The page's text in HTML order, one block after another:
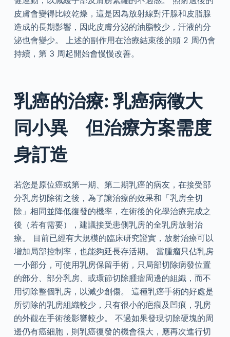
皮膚會變得比較乾燥，這是因為放射線對汗腺和皮脂腺
造成的長期影響，因此皮膚分泌的油脂較少，汗液的分
泌也會變少。 上述的副作用在治療結束後的頭 2 周仍會
持續，第 3 周起開始會慢慢改善。
乳癌的治療: 乳癌病徵大
同小異 但治療方案需度
身訂造
若您是原位癌或第一期、第二期乳癌的病友，在接受部
分乳房切除術之後，為了讓治療的效果和「乳房全切
除」相同並降低復發的機率，在術後的化學治療完成之
後（若有需要），建議接受患側乳房的全乳房放射治
療。 目前已經有大規模的臨床研究證實，放射治療可以
增加局部控制率，也能夠延長存活期。 當腫瘤只佔乳房
一小部分，可使用乳房保留手術，只局部切除病發位置
的部分、部分乳房、或環節切除腫瘤周邊的組織，而不
用切除整個乳房，以減少創傷。 這種乳癌手術的好處是
所切除的乳房組織較少，只有很小的疤痕及凹痕，乳房
的外觀在手術後影響較少。 不過如果發現切除硬塊的周
邊仍有癌細胞，則乳癌復發的機會很大，應再次進行切